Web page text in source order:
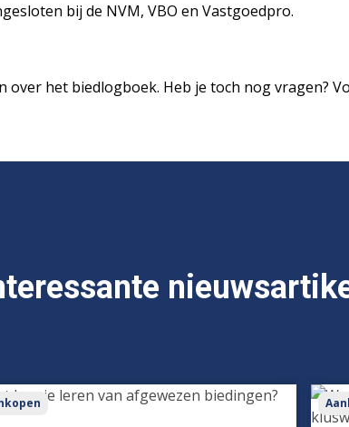
bij de NVM, VBO en Vastgoedpro.
het biedlogboek. Heb je toch nog vragen?